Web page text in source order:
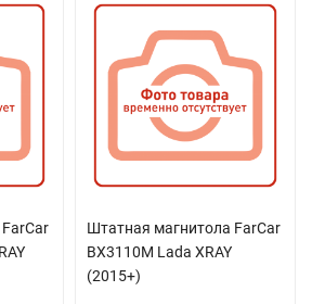
Штатная магнитола FarCar
BX3110M Lada XRAY
(2015+)